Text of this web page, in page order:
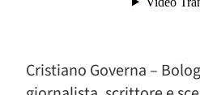
Cristiano Governa –